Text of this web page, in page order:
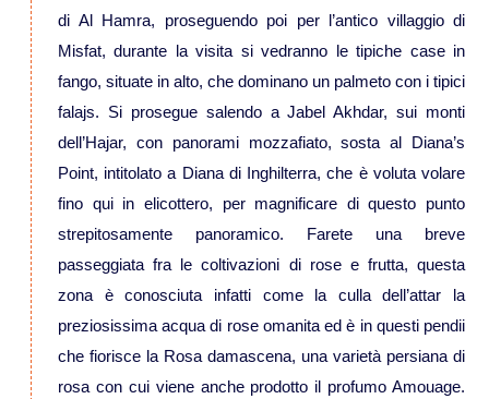
Viaggi in Cina
Viaggi in Giappone
Viaggi in India
Viaggi in Laos
Viaggi in Turchia
Viaggi in Uzbekistan
Viaggi in Vietnam
di Al Hamra, proseguendo poi per l’antico villaggio di
Misfat, durante la visita si vedranno le tipiche case in
fango, situate in alto, che dominano un palmeto con i tipici
falajs. Si prosegue salendo a Jabel Akhdar, sui monti
dell’Hajar, con panorami mozzafiato, sosta al Diana’s
Point, intitolato a Diana di Inghilterra, che è voluta volare
fino qui in elicottero, per magnificare di questo punto
strepitosamente panoramico. Farete una breve
passeggiata fra le coltivazioni di rose e frutta, questa
zona è conosciuta infatti come la culla dell’attar la
preziosissima acqua di rose omanita ed è in questi pendii
che fiorisce la Rosa damascena, una varietà persiana di
rosa con cui viene anche prodotto il profumo Amouage.